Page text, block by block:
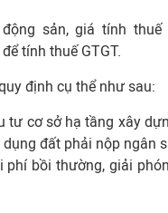
sản, giá tính thuế
tính thuế GTGT.
định cụ thể như sau:
tư cơ sở hạ tầng xây
đất phải nộp ngân
bồi thường, giải